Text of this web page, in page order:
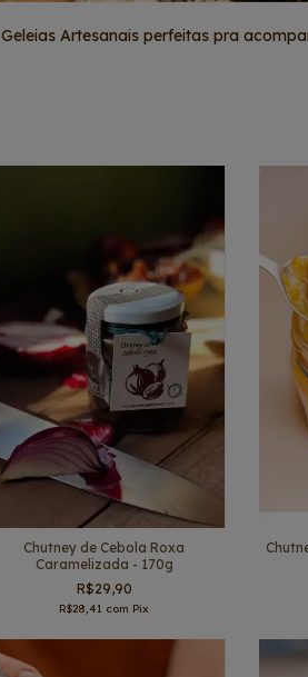
Geleias Artesanais perfeitas pra
Chutney de Cebola Roxa
Caramelizada - 170g
R$29,90
R$28,41 com Pix